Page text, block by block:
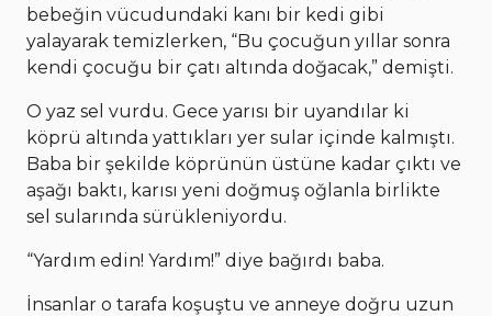
bebeğin vücudundaki kanı bir kedi gibi
yalayarak temizlerken, “Bu çocuğun yıllar sonra
kendi çocuğu bir çatı altında doğacak,” demişti.
O yaz sel vurdu. Gece yarısı bir uyandılar ki
köprü altında yattıkları yer sular içinde kalmıştı.
Baba bir şekilde köprünün üstüne kadar çıktı ve
aşağı baktı, karısı yeni doğmuş oğlanla birlikte
sel sularında sürükleniyordu.
“Yardım edin! Yardım!” diye bağırdı baba.
İnsanlar o tarafa koşuştu ve anneye doğru uzun